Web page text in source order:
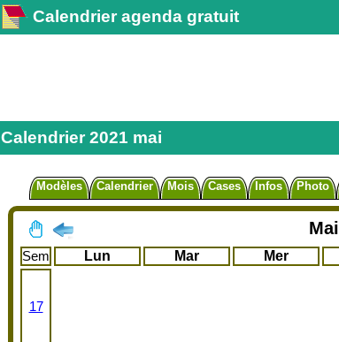
Calendrier agenda gratuit
Calendrier 2021 mai
Modèles Calendrier Mois Cases Infos Photo
Mai
Sem Lun Mar Mer
17